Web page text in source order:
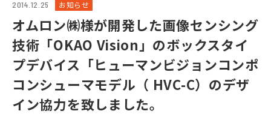
2014.12.25 お知らせ
オムロン㈱様が開発した画像センシング
技術「OKAO Vision」のボックスタイ
プデバイス「ヒューマンビジョンコンポ
コンシューマモデル（ HVC-C）のデザ
イン協力を致しました。